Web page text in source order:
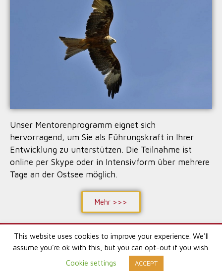
Unser Mentorenprogramm eignet sich
hervorragend, um Sie als Führungskraft in Ihrer
Entwicklung zu unterstützen. Die Teilnahme ist
online per Skype oder in Intensivform über mehrere
Tage an der Ostsee möglich.
Mehr >>>
Impressum | AGB Datenschutzerklärung
© 2026 Human Culture Academy • Powered by
This website uses cookies to improve your experience. We'll
assume you're ok with this, but you can opt-out if you wish.
Cookie settings
ACCEPT